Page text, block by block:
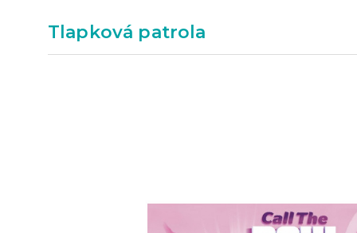
Dárky pro ženy
Tlapková patrola